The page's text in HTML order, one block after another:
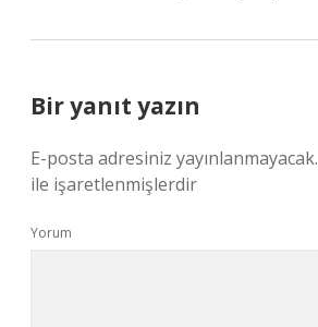
Bir yanıt yazın
E-posta adresiniz yayınlanmayacak.
ile işaretlenmişlerdir
Yorum